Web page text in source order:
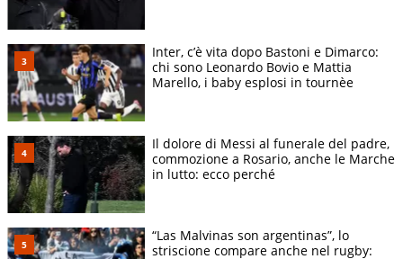
Inter, c’è vita dopo Bastoni e Dimarco:
chi sono Leonardo Bovio e Mattia
Marello, i baby esplosi in tournèe
Il dolore di Messi al funerale del padre,
commozione a Rosario, anche le Marche
in lutto: ecco perché
“Las Malvinas son argentinas”, lo
striscione compare anche nel rugby: